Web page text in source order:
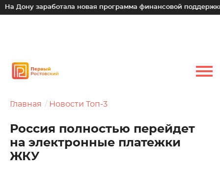
Дону заработала новая программа финансовой поддержки
Главная Новости Топ-3
Россия полностью перейдет
на электронные платежки
ЖКУ